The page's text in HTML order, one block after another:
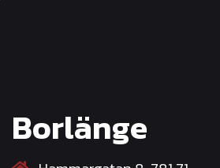
Borlänge